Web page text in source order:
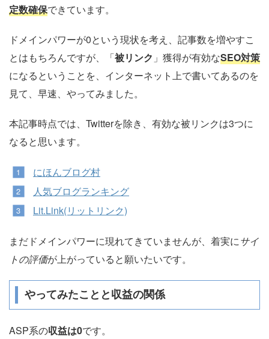
定数確保できています。
ドメインパワーが0という現状を考え、記事数を増やすこ
とはもちろんですが、「被リンク 」獲得が有効なSEO対策
になるということを、インターネット上で書いてあるのを
見て、早速、やってみました。
本記事時点では、Twitterを除き、有効な被リンクは3つに
なると思います。
にほんブログ村
人気ブログランキング
Lit.Link(リットリンク)
まだドメインパワーに現れてきていませんが、着実にサイ
トの評価が上がっていると願いたいです。
やってみたことと収益の関係
ASP系の収益は0です。